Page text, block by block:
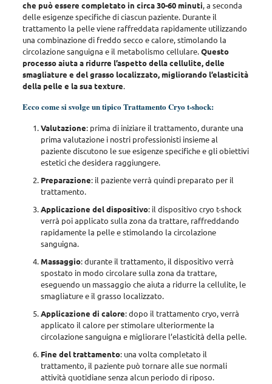
che può essere completato in circa 30-60 minuti, a seconda
delle esigenze specifiche di ciascun paziente. Durante il
trattamento la pelle viene raffreddata rapidamente utilizzando
una combinazione di freddo secco e calore, stimolando la
circolazione sanguigna e il metabolismo cellulare.Questo
processo aiuta a ridurre l’aspetto della cellulite, delle
smagliature e del grasso localizzato, migliorando l’elasticità
della pelle e la sua texture.
Ecco come si svolge un tipico Trattamento Cryo t-shock:
Valutazione: prima di iniziare il trattamento,durante una
prima valutazione i nostri professionisti insieme al
paziente discutono le sue esigenze specifiche e gli obiettivi
esteticiche desidera raggiungere.
Preparazione: il paziente verrà quindi preparato per il
trattamento.
Applicazione del dispositivo: il dispositivo cryo t-shock
verrà poi applicato sulla zona da trattare, raffreddando
rapidamente la pelle e stimolando la circolazione
sanguigna.
Massaggio: durante il trattamento,il dispositivo verrà
spostato in modo circolare sulla zona da trattare,
eseguendo un massaggio che aiuta a ridurre la cellulite, le
smagliature e il grasso localizzato.
Applicazione di calore:dopo il trattamento cryo, verrà
applicato il calore per stimolare ulteriormente la
circolazione sanguigna e migliorare l’elasticità della pelle.
Fine del trattamento: una volta completato il
trattamento, il paziente può tornare alle sue normali
attività quotidiane senza alcun periodo di riposo.